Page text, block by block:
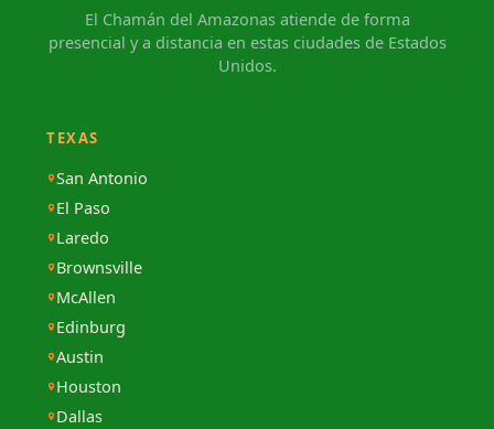
El Chamán del Amazonas atiende de forma
presencial y a distancia en estas ciudades de Estados
Unidos.
TEXAS
San Antonio
El Paso
Laredo
Brownsville
McAllen
Edinburg
Austin
Houston
Dallas